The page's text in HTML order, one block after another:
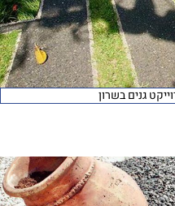
גנים בשרון